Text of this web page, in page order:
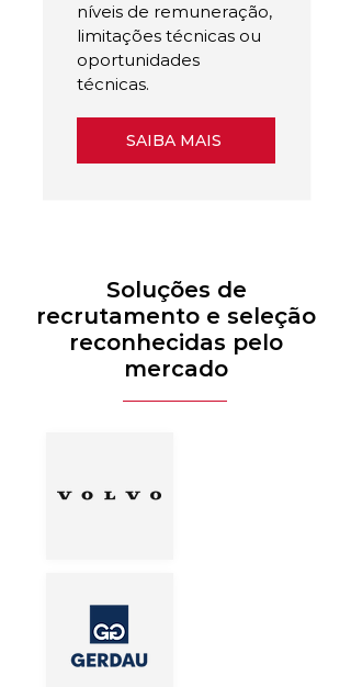
níveis de remuneração,
limitações técnicas ou
oportunidades
técnicas.
SAIBA MAIS
Soluções de
recrutamento e seleção
reconhecidas pelo
mercado